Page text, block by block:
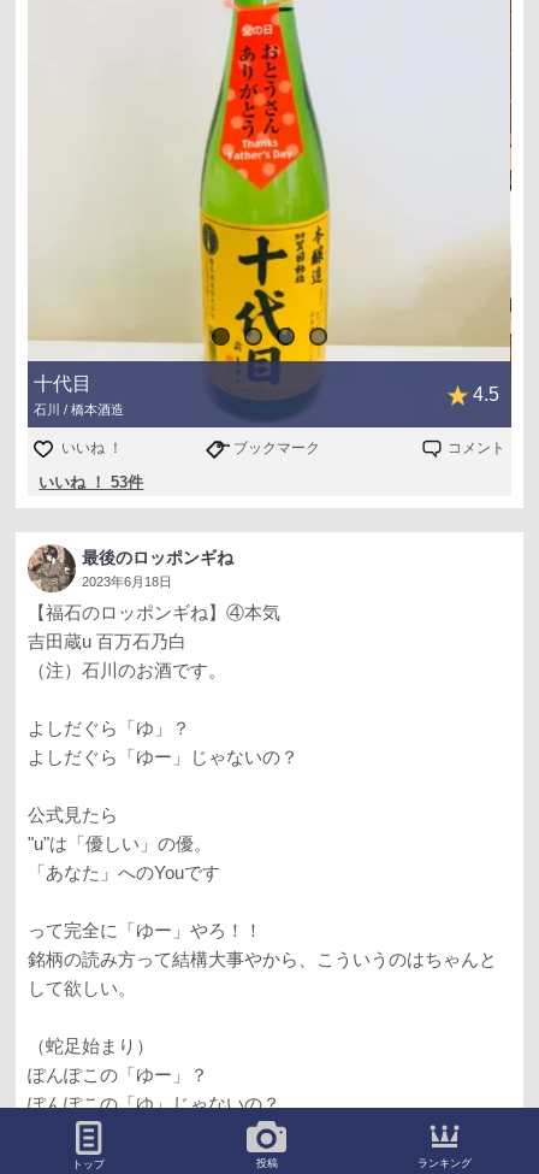
十代目
石川 / 橋本酒造
4.5
いいね ！ ブックマーク コメント
いいね ！ 53件
最後のロッポンギね
2023年6月18日
【福石のロッポンギね】④本気
吉田蔵u 百万石乃白
（注）石川のお酒です。
よしだぐら「ゆ」？
よしだぐら「ゆー」じゃないの？
公式見たら
"u"は「優しい」の優。
「あなた」へのYouです
って完全に「ゆー」やろ！！
銘柄の読み方って結構大事やから、こういうのはちゃんと
して欲しい。
（蛇足始まり）
ぽんぽこの「ゆー」？
ぽんぽこの「ゆ」じゃないの？
（蛇足終わり）
トップ 投稿 ランキング